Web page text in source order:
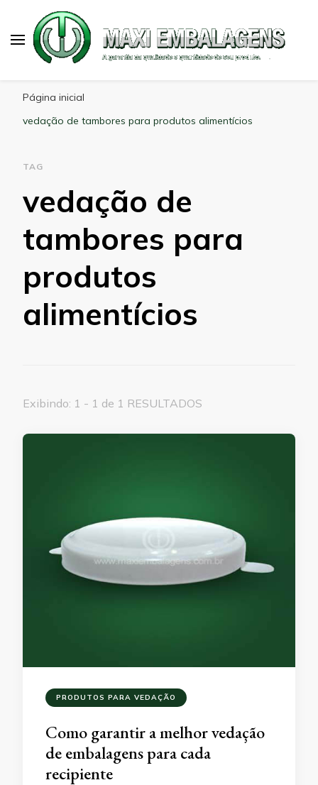
Página inicial
vedação de tambores para produtos alimentícios
TAG
vedação de
tambores para
produtos
alimentícios
Exibindo: 1 - 1 de 1 RESULTADOS
PRODUTOS PARA VEDAÇÃO
Como garantir a melhor vedação
de embalagens para cada
recipiente